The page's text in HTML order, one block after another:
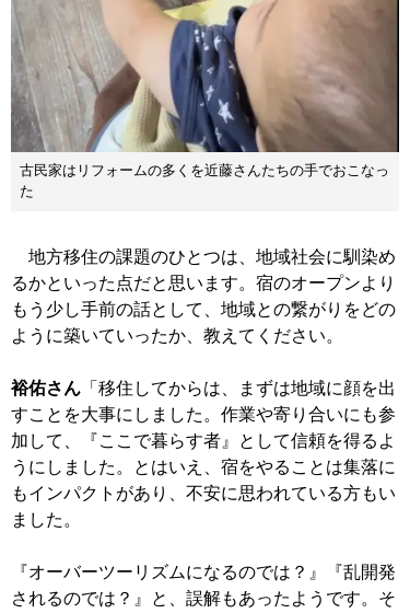
古民家はリフォームの多くを近藤さんたちの手でおこなっ
た
地方移住の課題のひとつは、地域社会に馴染め
るかといった点だと思います。宿のオープンより
もう少し手前の話として、地域との繋がりをどの
ように築いていったか、教えてください。
裕佑さん 「移住してからは、まずは地域に顔を出
すことを大事にしました。作業や寄り合いにも参
加して、『ここで暮らす者』として信頼を得るよ
うにしました。とはいえ、宿をやることは集落に
もインパクトがあり、不安に思われている方もい
ました。
『オーバーツーリズムになるのでは？』『乱開発
されるのでは？』と、誤解もあったようです。そ